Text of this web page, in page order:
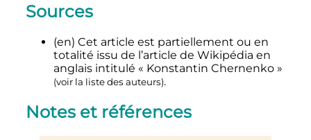
Sources
(en) Cet article est partiellement ou en
totalité issu de l’article de Wikipédia en
anglais intitulé « Konstantin Chernenko»
(voir la liste des auteurs).
Notes et références